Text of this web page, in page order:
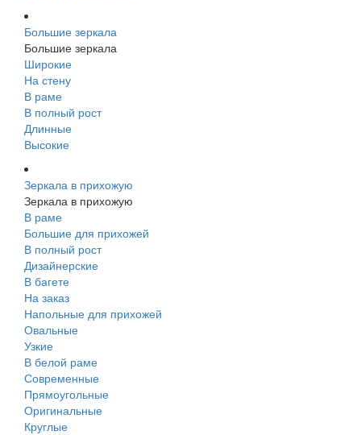
Большие зеркала
Большие зеркала
Широкие
На стену
В раме
В полный рост
Длинные
Высокие
Зеркала в прихожую
Зеркала в прихожую
В раме
Большие для прихожей
В полный рост
Дизайнерские
В багете
На заказ
Напольные для прихожей
Овальные
Узкие
В белой раме
Современные
Прямоугольные
Оригинальные
Круглые